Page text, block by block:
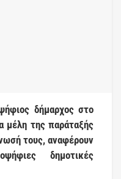
δήμαρχος στο
μέλη της παράταξής
τους, αναφέρουν
δημοτικές